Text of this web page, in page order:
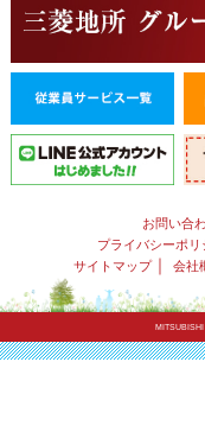
お問い合
プライバシーポリ
サイトマップ｜ 会社